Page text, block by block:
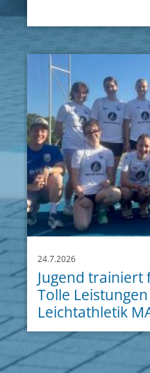
24.7.2026
Jugend trainiert
Tolle
Leichtathletik